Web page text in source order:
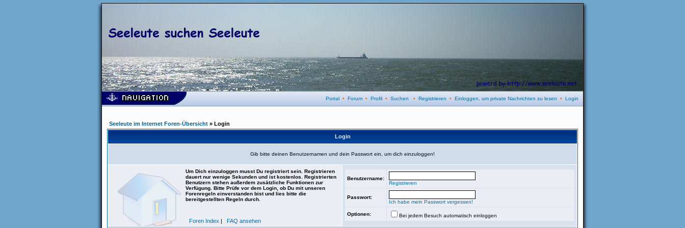
Portal • Forum • Profil • Suchen • Registrieren • Einloggen, um private Nachrichten zu lesen • Login
Seeleute im Internet Foren-Übersicht » Login
Login
Gib bitte deinen Benutzernamen und dein Passwort ein, um dich einzuloggen!
Um Dich einzuloggen musst Du registriert sein. Registrieren
dauert nur wenige Sekunden und ist kostenlos. Registrierten
Benutzern stehen außerdem zusätzliche Funktionen zur
Verfügung. Bitte Prüfe vor dem Login, ob Du mit unseren
Forenregeln einverstanden bist und lies bitte die
bereitgestellten Regeln durch.
Foren Index | FAQ ansehen
Benutzername:
Registrieren
Passwort:
Ich habe mein Passwort vergessen!
Optionen: Bei jedem Besuch automatisch einloggen